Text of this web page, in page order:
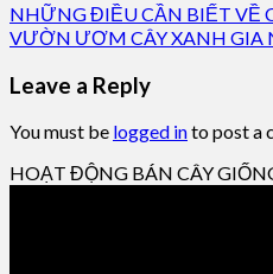
NHỮNG ĐIỀU CẦN BIẾT VỀ
VƯỜN ƯƠM CÂY XANH GIA
Leave a Reply
You must be logged into post a
HOẠT ĐỘNG BÁN CÂY